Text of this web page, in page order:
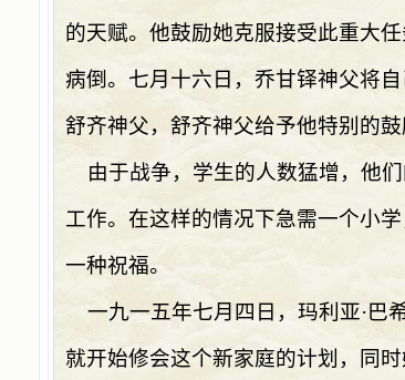
的天赋。他鼓励她克服接受此重大
病倒。七月十六日，乔甘铎神父将
舒齐神父，舒齐神父给予他特别的
由于战争，学生的人数猛增，他
工作。在这样的情况下急需一个小
一种祝福。
一九一五年七月四日，玛利亚·巴
就开始修会这个新家庭的计划，同